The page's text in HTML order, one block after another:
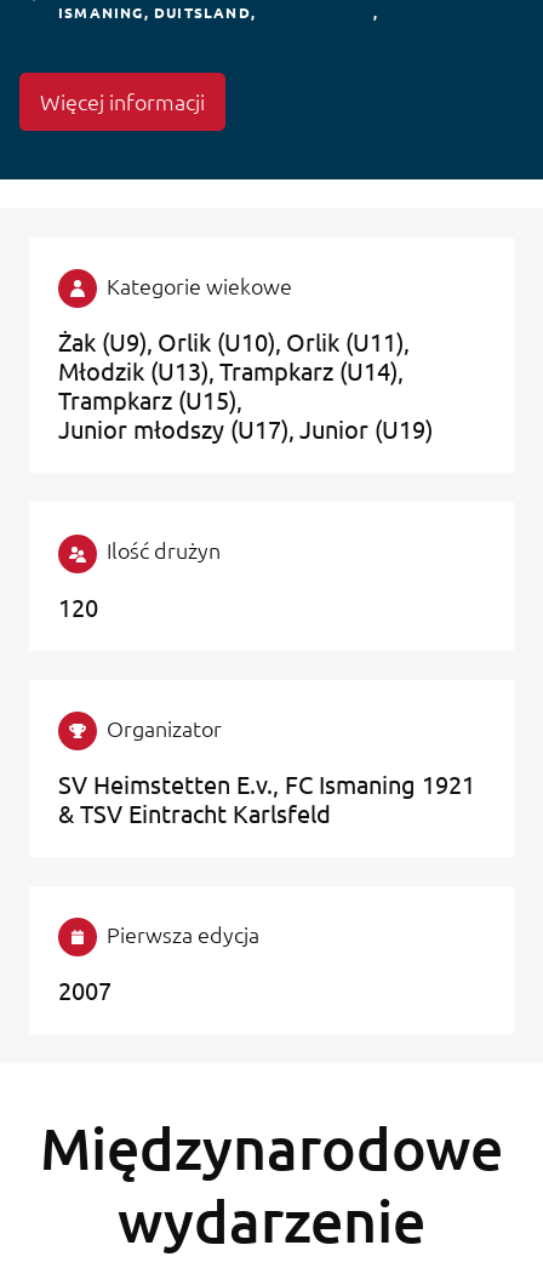
SMANING, DUITSLAND
Więcej informacji
Kategorie wiekowe
Żak (U9) Orlik (U10) Orlik (U11)
Młodzik (U13) Trampkarz (U14)
Trampkarz (U15)
Junior młodszy (U17) Junior (U19)
Ilość drużyn
120
Organizator
SV Heimstetten E.v., FC Ismaning 1921
& TSV Eintracht Karlsfeld
Pierwsza edycja
2007
Międzynarodowe
wydarzenie